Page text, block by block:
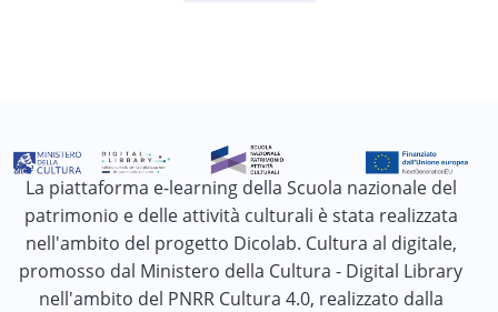
La piattaforma e-learning della Scuola nazionale del
patrimonio e delle attività culturali è stata realizzata
nell'ambito del progetto Dicolab. Cultura al digitale,
promosso dal Ministero della Cultura - Digital Library
nell'ambito del PNRR Cultura 4.0, realizzato dalla